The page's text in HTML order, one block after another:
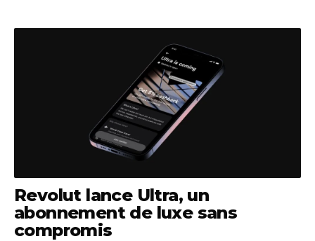
Revolut lance Ultra, un
abonnement de luxe sans
compromis